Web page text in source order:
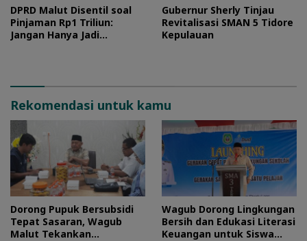
DPRD Malut Disentil soal
Pinjaman Rp1 Triliun:
Jangan Hanya Jadi
Gubernur Sherly Tinjau
Revitalisasi SMAN 5 Tidore
Kepulauan
Rekomendasi untuk kamu
Dorong Pupuk Bersubsidi
Tepat Sasaran, Wagub
Malut Tekankan
Wagub Dorong Lingkungan
Bersih dan Edukasi Literasi
Keuangan untuk Siswa